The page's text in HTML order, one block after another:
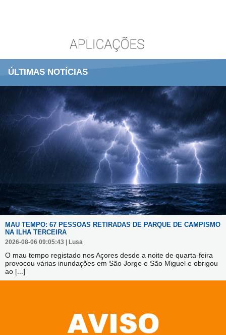
ÚLTIMAS NOTÍCIAS
MAU TEMPO: 67 PESSOAS RETIRADAS DE PARQUE DE CAMPISMO
NA ILHA TERCEIRA
2026-08-06 09:05:43 | Lusa
O mau tempo registado nos Açores desde a noite de quarta-feira
provocou várias inundações em São Jorge e São Miguel e obrigou
ao [...]